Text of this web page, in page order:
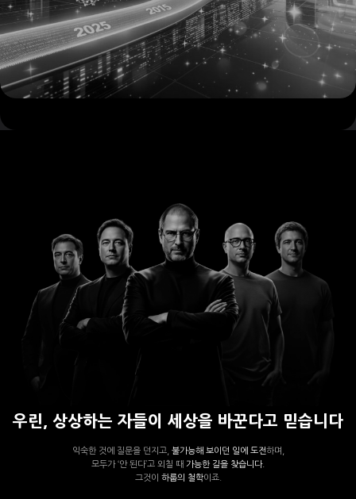
우린, 상상하는 자들이 세상을 바꾼다고 믿습니다
익숙한 것에 질문을 던지고, 불가능해 보이던 일에 도전하며,
모두가 ‘안 된다’고 외칠 때 가능한 길을 찾습니다.
그것이 하룹의 철학이죠.